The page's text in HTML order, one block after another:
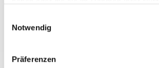
Notwendig
Präferenzen
Nachricht schickt, kann sicher sein, dass wir
Bitte schickt uns keine SMS und nutzt Sie für